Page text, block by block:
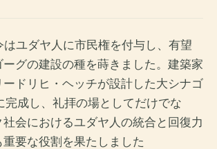
はユダヤ人に市民権を付与し、有望
グの建設の種を蒔きました。建築家
ードリヒ・ヘッチが設計した大シナゴ
完成し、礼拝の場としてだけでな
社会におけるユダヤ人の統合と回復力
要な役割を果たしました